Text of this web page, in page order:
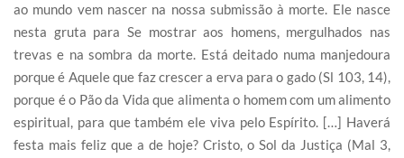
ao mundo vem nascer na nossa submissão à morte. Ele nasce
nesta gruta para Se mostrar aos homens, mergulhados nas
trevas e na sombra da morte. Está deitado numa manjedoura
porque é Aquele que faz crescer a erva para o gado (Sl 103, 14),
porque é o Pão da Vida que alimenta o homem com um alimento
espiritual, para que também ele viva pelo Espírito. […] Haverá
festa mais feliz que a de hoje? Cristo, o Sol da Justiça (Mal 3,